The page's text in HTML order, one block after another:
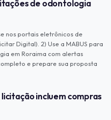
de odontologia
nos portais eletrônicos de
Digital). 2) Use a MABUS para
em Roraima com alertas
e prepare sua proposta
incluem compras